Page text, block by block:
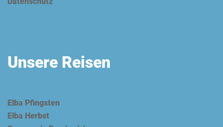
Unsere Reisen
Elba Pfingsten
Elba Herbst